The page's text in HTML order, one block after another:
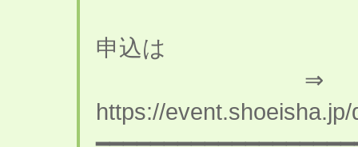
申込は
⇒
https://